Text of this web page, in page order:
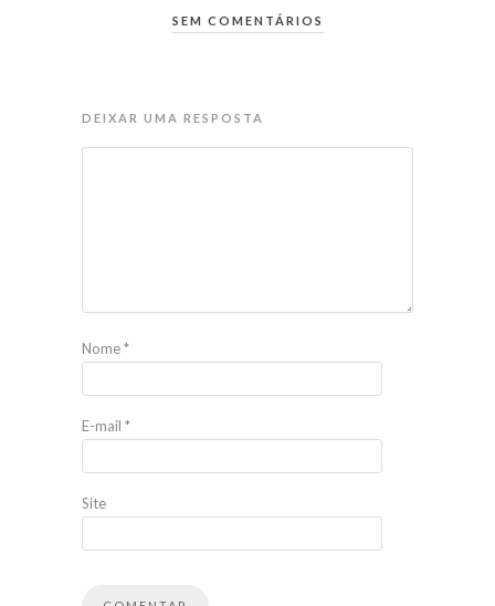
SEM COMENTÁRIOS
DEIXAR UMA RESPOSTA
Nome*
E-mail *
Site